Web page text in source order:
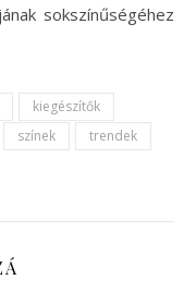
sokszínűségéhez
kiegészítők
színek
trendek